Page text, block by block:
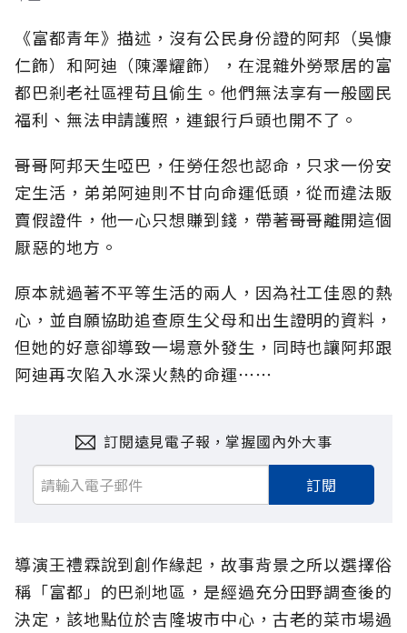
《富都青年》描述，沒有公民身份證的阿邦（吳慷
仁飾）和阿迪（陳澤耀飾），在混雜外勞聚居的富
都巴剎老社區裡苟且偷生。他們無法享有一般國民
福利、無法申請護照，連銀行戶頭也開不了。
哥哥阿邦天生啞巴，任勞任怨也認命，只求一份安
定生活，弟弟阿迪則不甘向命運低頭，從而違法販
賣假證件，他一心只想賺到錢，帶著哥哥離開這個
厭惡的地方。
原本就過著不平等生活的兩人，因為社工佳恩的熱
心，並自願協助追查原生父母和出生證明的資料，
但她的好意卻導致一場意外發生，同時也讓阿邦跟
阿迪再次陷入水深火熱的命運⋯⋯
訂閱遠見電子報，掌握國內外大事
訂閱
導演王禮霖說到創作緣起，故事背景之所以選擇俗
稱「富都」的巴剎地區，是經過充分田野調查後的
決定，該地點位於吉隆坡市中心，古老的菜市場過